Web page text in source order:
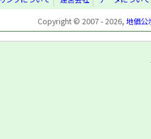
Copyright © 2007 - 2026, 地価公